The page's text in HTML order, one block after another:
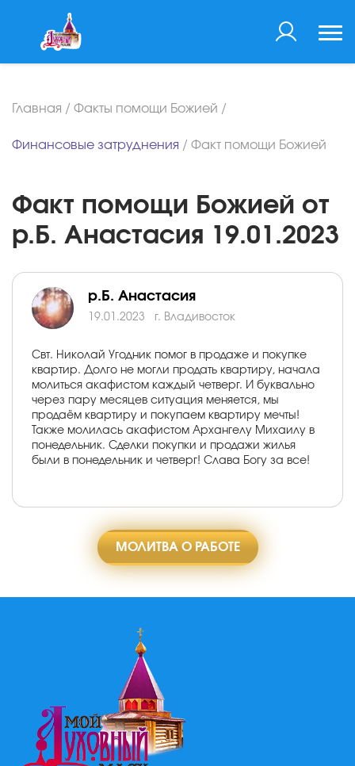
Главная / Факты помощи Божией /
Финансовые затруднения / Факт помощи Божией
Факт помощи Божией от
р.Б. Анастасия 19.01.2023
р.Б. Анастасия
19.01.2023 г. Владивосток
Свт. Николай Угодник помог в продаже и покупке
квартир. Долго не могли продать квартиру, начала
молиться акафистом каждый четверг. И буквально
через пару месяцев ситуация меняется, мы
продаём квартиру и покупаем квартиру мечты!
Также молилась акафистом Архангелу Михаилу в
понедельник. Сделки покупки и продажи жилья
были в понедельник и четверг! Слава Богу за все!
МОЛИТВА О РАБОТЕ